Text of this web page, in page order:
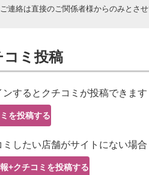
連絡は直接のご関係者様からのみとさ
コミ投稿
ンするとクチコミが投稿できます
を投稿する
ミしたい店舗がサイトにない場合
+クチコミを投稿する